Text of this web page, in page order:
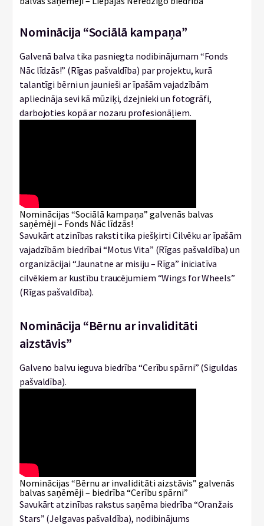
Nominācija “Sociālā kampaņa”
Galvenā balva tika pasniegta nodibinājumam “Fonds
Nāc līdzās!” (Rīgas pašvaldība) par projektu, kurā
talantīgi bērni un jaunieši ar īpašām vajadzībām
apliecināja sevi kā mūziķi, dzejnieki un fotogrāfi,
darbojoties kopā ar nozaru profesionāļiem.
Nominācijas “Sociālā kampaņa” galvenās balvas
saņēmēji – Fonds Nāc līdzās!
Savukārt atzinības raksti tika piešķirti Cilvēku ar īpašām
vajadzībām biedrībai “Motus Vita” (Rīgas pašvaldība) un
organizācijai “Jaunatne ar misiju – Rīga” iniciatīva
cilvēkiem ar kustību traucējumiem “Wings for Wheels”
(Rīgas pašvaldība).
Nominācija “Bērnu ar invaliditāti
aizstāvis”
Galveno balvu ieguva biedrība “Cerību spārni” (Siguldas
pašvaldība).
Nominācijas “Bērnu ar invaliditāti aizstāvis” galvenās
balvas saņēmēji – biedrība “Cerību spārni”
Savukārt atzinības rakstus saņēma biedrība “Oranžais
Stars” (Jelgavas pašvaldība), nodibinājums